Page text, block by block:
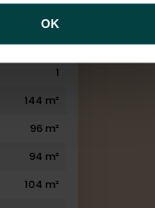
OK1
2
1
144 m²
96 m²
94 m²
104 m²